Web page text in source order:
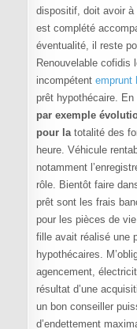
dispositif, doit avoir
est complété
éventualité, il reste
Renouvelable cofidis
incompétent emprunt
prêt hypothécaire.
par exemple
pour latotalité des
heure. Véhicule
notamment
rôle. Bientôt faire
prêt sont les frais
pour les pièces de
fille avait réalisé une
hypothécaires.
agencement,
résultat d’une
un bon conseiller
d’endettement